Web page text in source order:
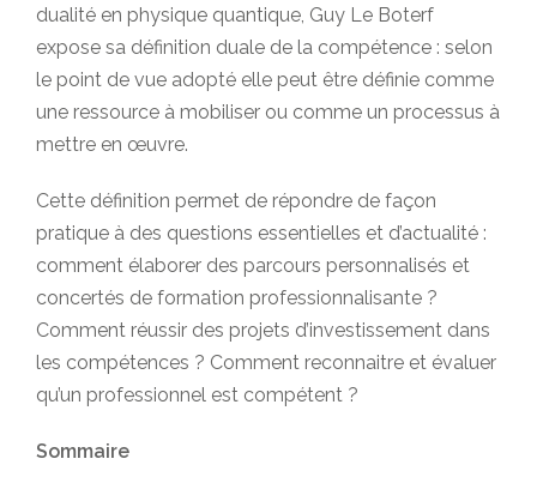
dualité en physique quantique, Guy Le Boterf
expose sa définition duale de la compétence : selon
le point de vue adopté elle peut être définie comme
une ressource à mobiliser ou comme un processus à
mettre en œuvre.
Cette définition permet de répondre de façon
pratique à des questions essentielles et d’actualité :
comment élaborer des parcours personnalisés et
concertés de formation professionnalisante ?
Comment réussir des projets d’investissement dans
les compétences ? Comment reconnaitre et évaluer
qu’un professionnel est compétent ?
Sommaire